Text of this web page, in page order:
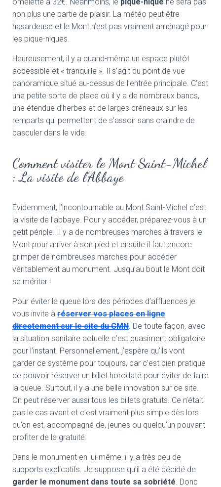
non plus une partie de plaisir. La météo peut être
hasardeuse et le Mont n’est pas vraiment aménagé pour
les pique-niques.
Heureusement, il y a quand-même un espace plutôt
accessible et « tranquille ». Il s’agit du point de vue
panoramique situé au-dessus de l’entrée principale. C’est
une petite sorte de place où il y a de nombreux bancs,
une étendue d’herbes et de larges créneaux sur les
remparts qui permettent de s’assoir sans craindre de
basculer dans le vide.
Comment visiter le Mont Saint-Michel
: La visite de l’Abbaye
Evidemment, l’incontournable au Mont Saint-Michel c’est
la visite de l’abbaye. Pour y accéder, préparez-vous à un
petit périple. Il y a de nombreuses marches à travers le
Mont pour arriver à son pied et ensuite il faut encore
grimper de nombreuses marches pour accéder
véritablement au monument. Jusqu’au bout le Mont doit
se mériter !
Pour éviter la queue lors des périodes d’affluences je
vous invite à réserver vos places en ligne
directement sur le site du CMN. De toute façon, avec
la situation sanitaire actuelle c’est quasiment obligatoire
pour l’instant. Personnellement, j’espère qu’ils vont
garder ce système pour toujours, car c’est bien pratique
de pouvoir réserver un billet horodaté pour éviter de faire
la queue. Surtout, il y a une belle innovation sur ce site.
On peut réserver aussi tous les billets gratuits. Ce n’était
pas le cas avant et c’est vraiment plus simple dès lors
qu’on est, accompagné de, jeunes ou quelqu’un pouvant
profiter de la gratuité.
Dans le monument en lui-même, il y a très peu de
supports explicatifs. Je suppose qu’il a été décidé de
garder le monument dans toute sa sobriété. Donc